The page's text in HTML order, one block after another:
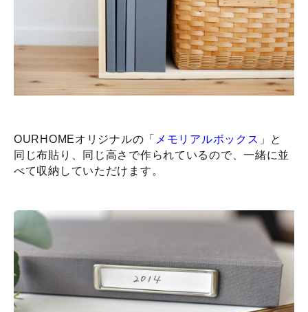
OURHOMEオリジナルの 「 メモリアルボックス 」
と
同じ布貼り、同じ高さで作られているので、一緒に並
べて収納していただけます。